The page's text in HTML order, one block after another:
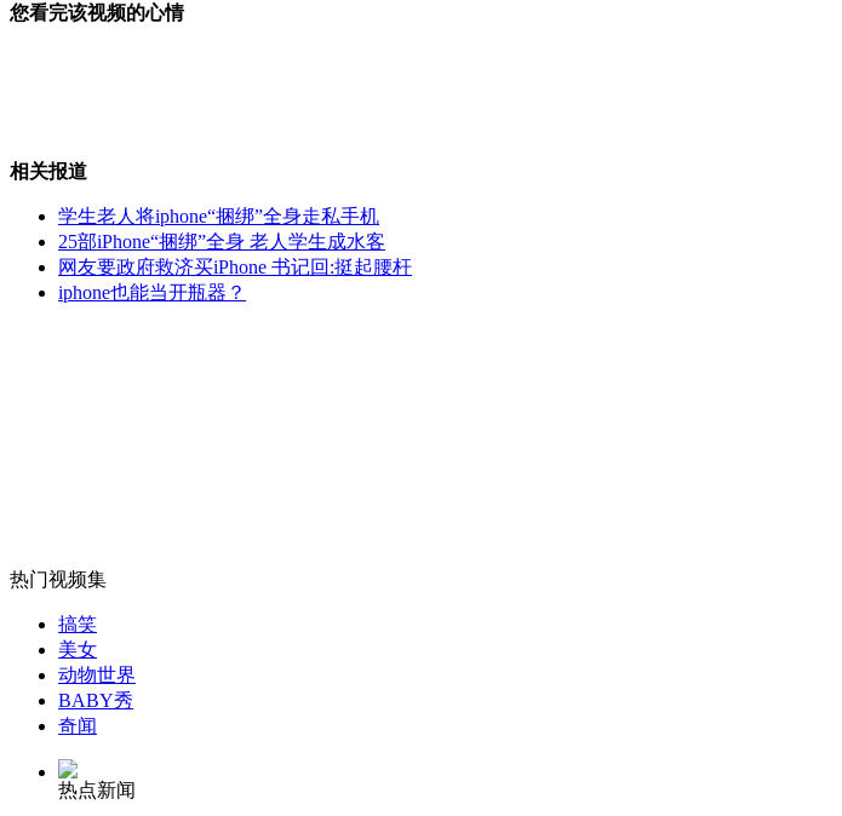
女孩北京地铁殴打老人 痛下狠手拳打脚踢
无痛分娩是否安全 医生回应
您看完该视频的心情
相关报道
学生老人将iphone“捆绑”全身走私手机
25部iPhone“捆绑”全身 老人学生成水客
网友要政府救济买iPhone 书记回:挺起腰杆
iphone也能当开瓶器？
热门视频集
搞笑
美女
动物世界
BABY秀
奇闻
热点新闻